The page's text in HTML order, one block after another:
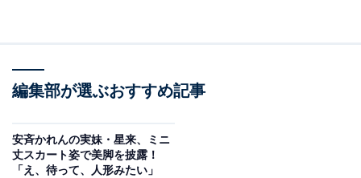
編集部が選ぶおすすめ記事
安斉かれんの実妹・星来、ミニ
丈スカート姿で美脚を披露！
「え、待って、人形みたい」